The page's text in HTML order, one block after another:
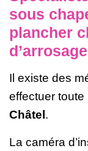
sous
plancher
d’arrosage
Il existe des
effectuer toute
Châtel .
La caméra